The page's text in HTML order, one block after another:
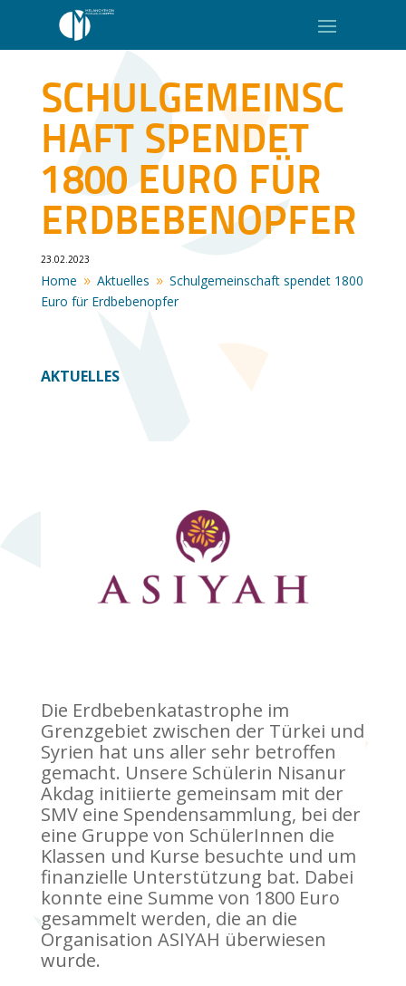
SCHULGEMEINSC
HAFT SPENDET
1800 EURO FÜR
ERDBEBENOPFER
23.02.2023
Home 9 Aktuelles 9 Schulgemeinschaft spendet 1800
Euro für Erdbebenopfer
AKTUELLES
Die Erdbebenkatastrophe im
Grenzgebiet zwischen der Türkei und
Syrien hat uns aller sehr betroffen
gemacht. Unsere Schülerin Nisanur
Akdag initiierte gemeinsam mit der
SMV eine Spendensammlung, bei der
eine Gruppe von SchülerInnen die
Klassen und Kurse besuchte und um
finanzielle Unterstützung bat. Dabei
konnte eine Summe von 1800 Euro
gesammelt werden, die an die
Organisation ASIYAH überwiesen
wurde.